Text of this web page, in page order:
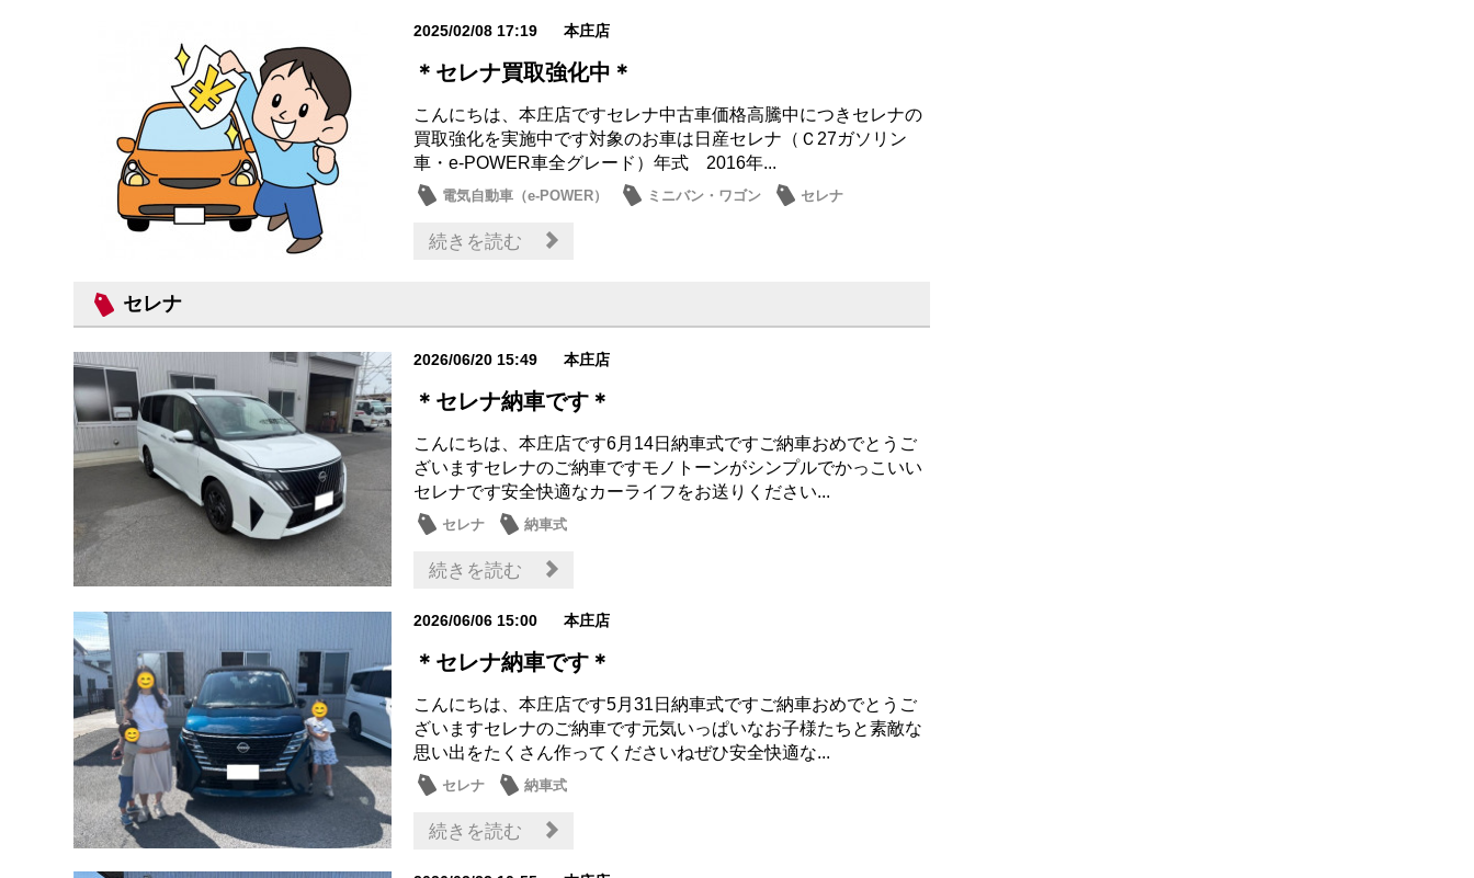
2025/02/08 17:19 本庄店
＊セレナ買取強化中＊
こんにちは、本庄店ですセレナ中古車価格高騰中につきセレナの
買取強化を実施中です対象のお車は日産セレナ（Ｃ27ガソリン
車・e-POWER車全グレード）年式 2016年...
電気自動車（e-POWER） ミニバン・ワゴン
セレナ
日常の出来事
続きを読む
セレナ
2026/06/20 15:49 本庄店
＊セレナ納車です＊
こんにちは、本庄店です6月14日納車式ですご納車おめでとうご
ざいますセレナのご納車ですモノトーンがシンプルでかっこいい
セレナです安全快適なカーライフをお送りください...
セレナ 納車式
続きを読む
2026/06/06 15:00 本庄店
＊セレナ納車です＊
こんにちは、本庄店です5月31日納車式ですご納車おめでとうご
ざいますセレナのご納車です元気いっぱいなお子様たちと素敵な
思い出をたくさん作ってくださいねぜひ安全快適な...
セレナ 納車式
続きを読む